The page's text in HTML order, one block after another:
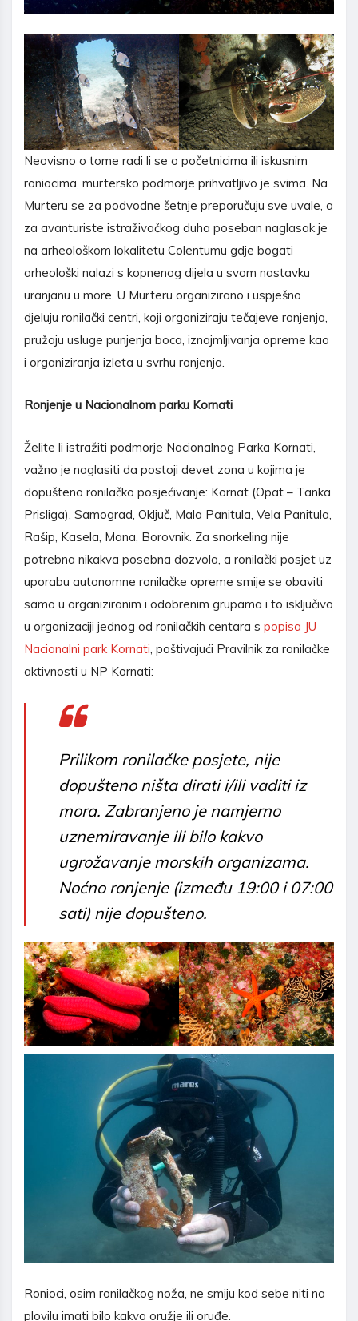
Neovisno o tome radi li se o početnicima ili iskusnim
roniocima, murtersko podmorje prihvatljivo je svima. Na
Murteru se za podvodne šetnje preporučuju sve uvale, a
za avanturiste istraživačkog duha poseban naglasak je
na arheološkom lokalitetu Colentumu gdje bogati
arheološki nalazi s kopnenog dijela u svom nastavku
uranjanu u more. U Murteru organizirano i uspješno
djeluju ronilački centri, koji organiziraju tečajeve ronjenja,
pružaju usluge punjenja boca, iznajmljivanja opreme kao
i organiziranja izleta u svrhu ronjenja.
Ronjenje u Nacionalnom parku Kornati
Želite li istražiti podmorje Nacionalnog Parka Kornati,
važno je naglasiti da postoji devet zona u kojima je
dopušteno ronilačko posjećivanje: Kornat (Opat – Tanka
Prisliga), Samograd, Oključ, Mala Panitula, Vela Panitula,
Rašip, Kasela, Mana, Borovnik. Za snorkeling nije
potrebna nikakva posebna dozvola, a ronilački posjet uz
uporabu autonomne ronilačke opreme smije se obaviti
samo u organiziranim i odobrenim grupama i to isključivo
u organizaciji jednog od ronilačkih centara s popisa JU
Nacionalni park Kornati, poštivajući Pravilnik za ronilačke
aktivnosti u NP Kornati:
Prilikom ronilačke posjete, nije
dopušteno ništa dirati i/ili vaditi iz
mora. Zabranjeno je namjerno
uznemiravanje ili bilo kakvo
ugrožavanje morskih organizama.
Noćno ronjenje (između 19:00 i 07:00
sati) nije dopušteno.
Ronioci, osim ronilačkog noža, ne smiju kod sebe niti na
plovilu imati bilo kakvo oružje ili oruđe.